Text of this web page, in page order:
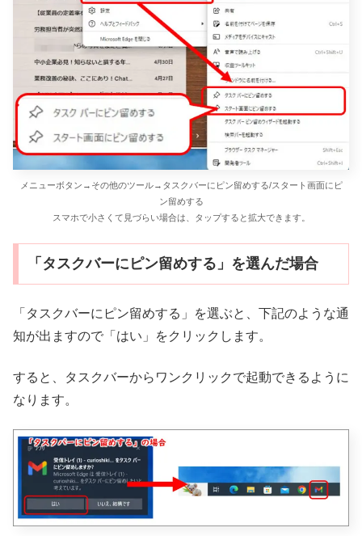
メニューボタン→その他のツール→タスクバーにピン留めする/スタート画面にピ
ン留めする
スマホで小さくて見づらい場合は、タップすると拡大できます。
「タスクバーにピン留めする」を選んだ場合
「タスクバーにピン留めする」を選ぶと、下記のような通
知が出ますので「はい」をクリックします。
すると、タスクバーからワンクリックで起動できるように
なります。